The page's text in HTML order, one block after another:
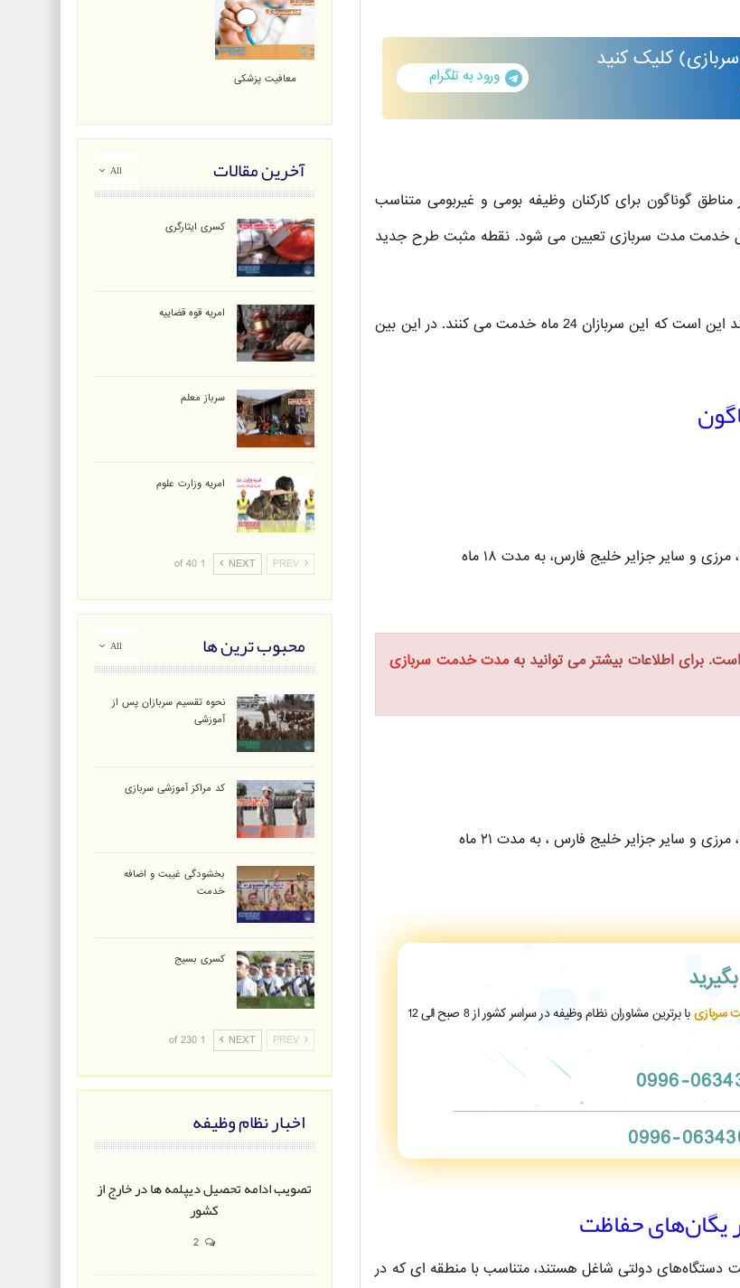
کلیک کنید
ورود به تلگرام
گوناگون برای کارکنان وظیفه بومی و غیربومی متناسب
خدمت مدت سربازی تعیین می شود. نقطه مثبت طرح جدید
خبر بد برای سربازانی که سعی می کنند در شهر خودشان خدمت کنند این است که این سربازان 24 ماه خدمت می کنند. در این بین
و سایر جزایر خلیج فارس، به مدت ۱۸ ماه
برای اطلاعات بیشتر می توانید بهمدت خدمت سربازی
و سایر جزایر خلیج فارس ، به مدت ۲۱ ماه
سربازی
با برترین مشاوران نظام وظیفه در سراسر کشور از 8 صبح الی 12
0634301-
یگان‌های حفاظت
دولتی شاغل هستند، متناسب با منطقه ای که در
معافیت پزشکی
All آخرین مقالات
کسری ایثارگری
امریه قوه قضاییه
سرباز معلم
امریه وزارت علوم
PREV
NEXT
1 of 40
All محبوب ترین ها
نحوه تقسیم سربازان پس از
آموزشی
کد مراکز آموزشی سربازی
بخشودگی غیبت و اضافه
خدمت
کسری بسیج
PREV
NEXT
1 of 230
اخبار نظام وظیفه
تصویب ادامه تحصیل دیپلمه ها در خارج از
کشور